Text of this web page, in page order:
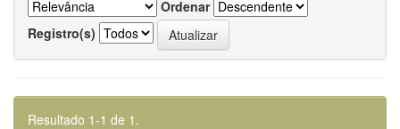
Ordenar
Registro(s)
Resultado 1-1 de 1.